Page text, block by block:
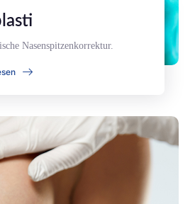
Nasenspitzenkorrektur.